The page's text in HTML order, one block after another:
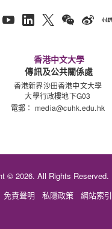
香港中文大學
傳訊及公共關係處
香港新界沙田香港中文大學
大學行政樓地下G03
電郵： media@cuhk.edu.hk
© 2026. All Rights Reserved.
免責聲明
私隱政策 網站索引